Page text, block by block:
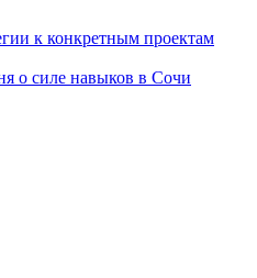
к конкретным проектам
о силе навыков в Сочи